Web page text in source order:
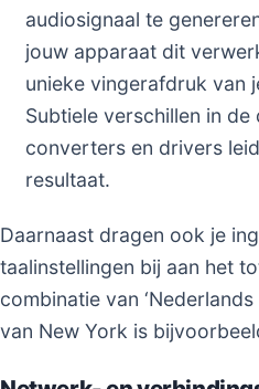
audiosignaal te
jouw apparaat dit
unieke vingerafdruk van
Subtiele verschillen in
converters en drivers
resultaat.
Daarnaast dragen ook je
taalinstellingen bij aan het
combinatie van
van New York is